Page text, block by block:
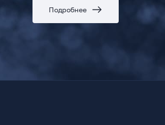
Подробнее